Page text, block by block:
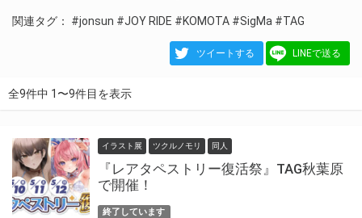
関連タグ： #jonsun #JOY RIDE #KOMOTA #SigMa #TAG
ツイートする LINEで送る
全9件中 1〜9件目を表示
イラスト展 ツクルノモリ 同人
『レアタペストリー復活祭』TAG秋葉原
で開催！
終了しています